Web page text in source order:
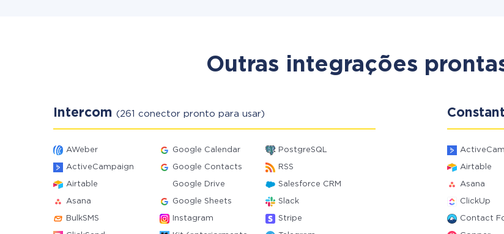
Outras integrações
Intercom (261 conector pronto para usar)
AWeber Google Calendar PostgreSQL
ActiveCampaign Google Contacts RSS
Airtable Google Drive Salesforce CRM
Asana Google Sheets Slack
BulkSMS Instagram Stripe
Airtable
Asana
ClickUp
Contact